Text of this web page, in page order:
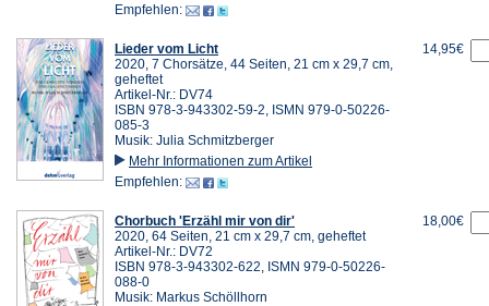
Empfehlen:
Lieder vom Licht
2020, 7 Chorsätze, 44 Seiten, 21 cm x 29,7 cm,
geheftet
Artikel-Nr.: DV74
ISBN 978-3-943302-59-2, ISMN 979-0-50226-
085-3
Musik: Julia Schmitzberger
Mehr Informationen zum Artikel
Empfehlen:
14,95€
Chorbuch 'Erzähl mir von dir'
2020, 64 Seiten, 21 cm x 29,7 cm, geheftet
Artikel-Nr.: DV72
ISBN 978-3-943302-622, ISMN 979-0-50226-
088-0
Musik: Markus Schöllhorn
18,00€